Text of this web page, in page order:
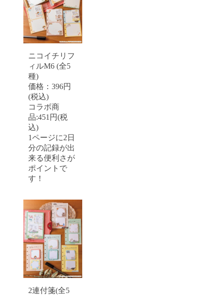
ニコイチリフ
ィルM6 (全5
種)
価格：396円
(税込)
コラボ商
品:451円(税
込)
1ページに2日
分の記録が出
来る便利さが
ポイントで
す！
2連付箋(全5